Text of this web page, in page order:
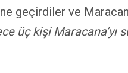
geçirdiler ve
üç kişi Maracana’yı